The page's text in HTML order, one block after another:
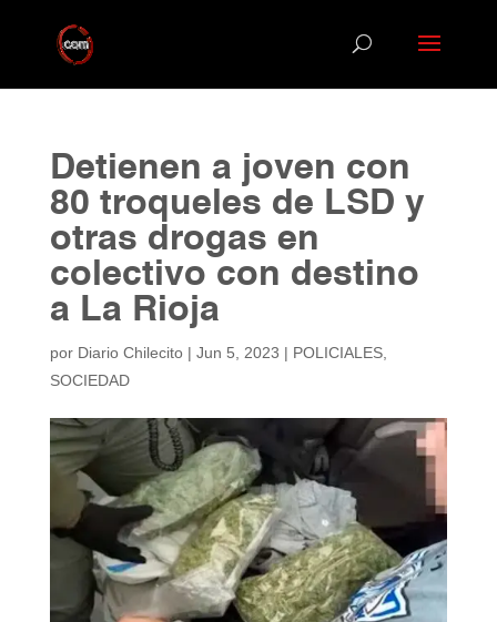
Detienen a joven con
80 troqueles de LSD y
otras drogas en
colectivo con destino
a La Rioja
por Diario Chilecito| Jun 5, 2023 | POLICIALES,
SOCIEDAD